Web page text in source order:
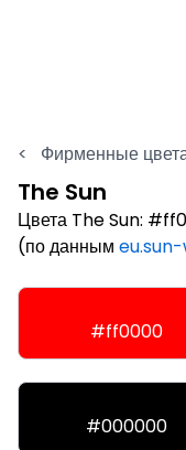
< Фирменные
The Sun
Цвета The Sun:
(по данным
#ff0000
#000000